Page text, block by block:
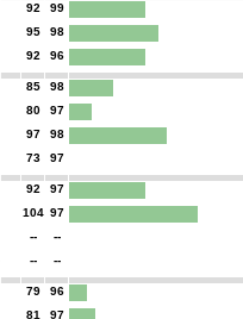
92
99
95
98
92 96
85
98
80
97
97
98
73 97
92
97
104 97
--
--
-- --
79
96
81
97